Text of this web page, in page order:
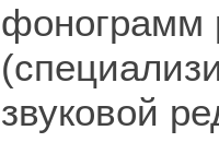
фонограмм
звуковой